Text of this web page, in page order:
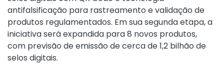
antifalsificação para rastreamento e validação de
produtos regulamentados. Em sua segunda etapa, a
iniciativa será expandida para 8 novos produtos,
com previsão de emissão de cerca de 1,2 bilhão de
selos digitais.